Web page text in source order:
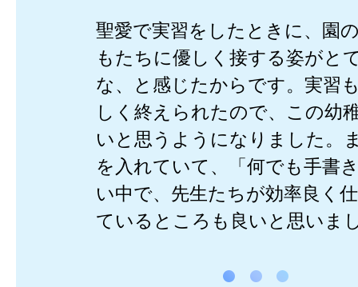
聖愛で実習をしたときに、園
もたちに優しく接する姿がと
な、と感じたからです。実習
しく終えられたので、この幼
いと思うようになりました。
を入れていて、「何でも手書
い中で、先生たちが効率良く
ているところも良いと思いま